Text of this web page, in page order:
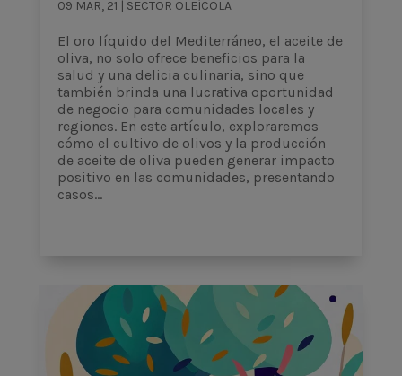
09 MAR, 21 SECTOR OLEÍCOLA
El oro líquido del Mediterráneo, el aceite de
oliva, no solo ofrece beneficios para la
salud y una delicia culinaria, sino que
también brinda una lucrativa oportunidad
de negocio para comunidades locales y
regiones. En este artículo, exploraremos
cómo el cultivo de olivos y la producción
de aceite de oliva pueden generar impacto
positivo en las comunidades, presentando
casos...